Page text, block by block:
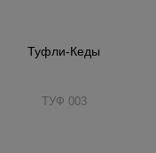
Туфли-Кеды
ТУФ 003